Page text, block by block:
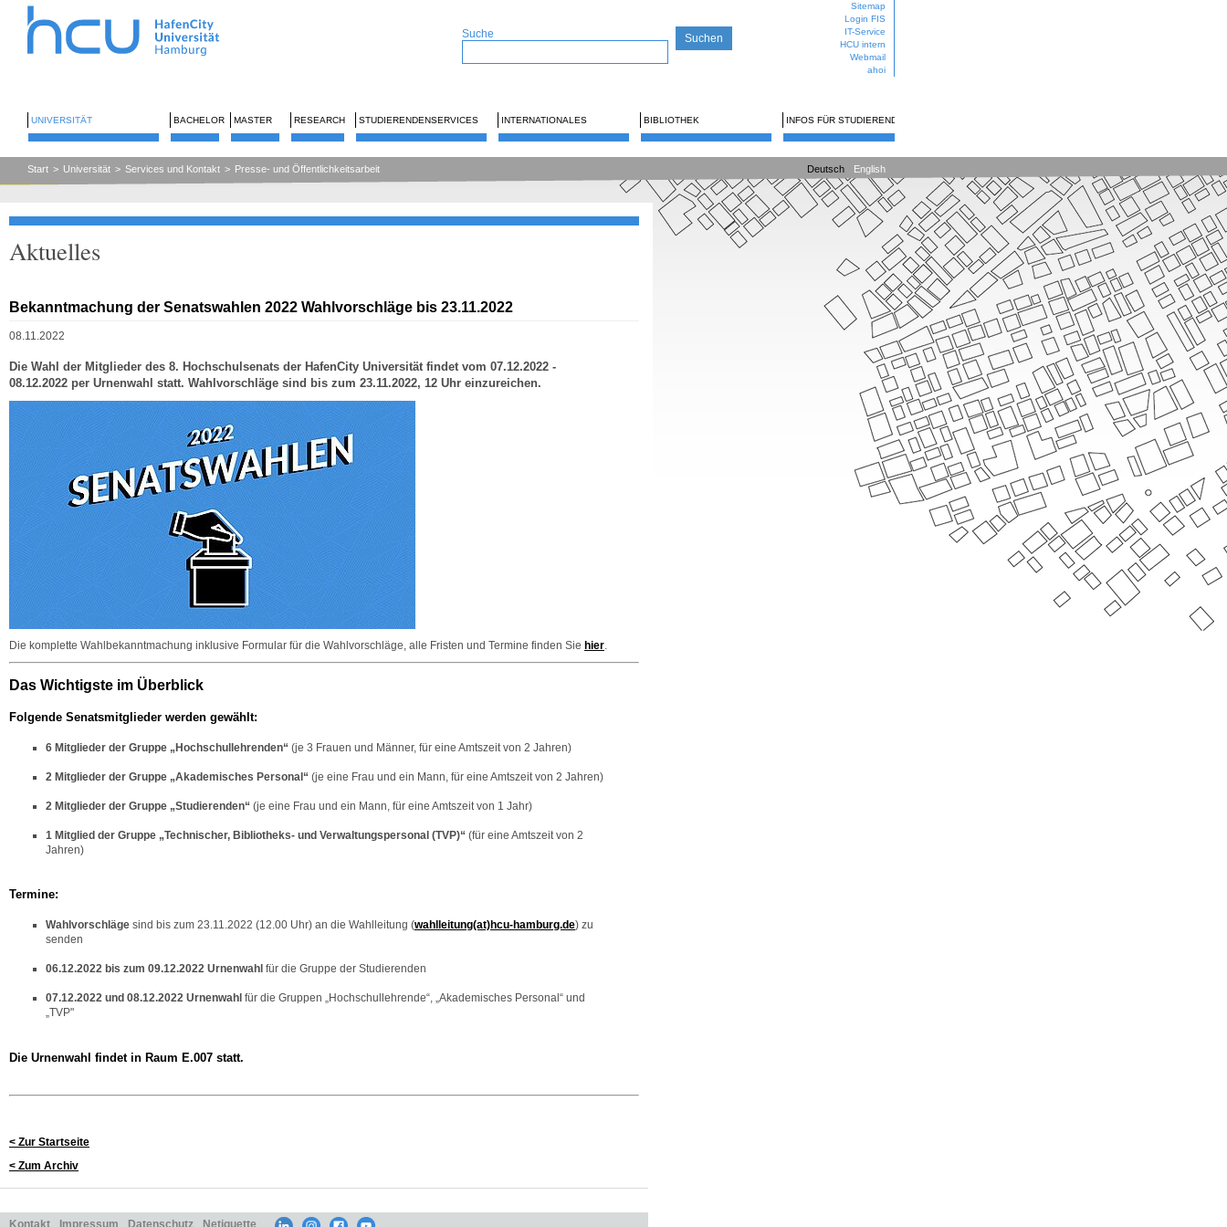
Suche
Sitemap
Login FIS
IT-Service
HCU intern
Webmail
ahoi
UNIVERSITÄT BACHELOR MASTER RESEARCH STUDIERENDENSERVICES INTERNATIONALES BIBLIOTHEK INFOS FÜR STUDIERENDE
Start > Universität > Services und Kontakt > Presse- und Öffentlichkeitsarbeit Deutsch English
Aktuelles
Bekanntmachung der Senatswahlen 2022 Wahlvorschläge bis 23.11.2022
08.11.2022
Die Wahl der Mitglieder des 8. Hochschulsenats der HafenCity Universität findet vom 07.12.2022 -
08.12.2022 per Urnenwahl statt. Wahlvorschläge sind bis zum 23.11.2022, 12 Uhr einzureichen.
Die komplette Wahlbekanntmachung inklusive Formular für die Wahlvorschläge, alle Fristen und Termine finden Sie hier
Das Wichtigste im Überblick
Folgende Senatsmitglieder werden gewählt:
6 Mitglieder der Gruppe „Hochschullehrenden“ (je 3 Frauen und Männer, für eine Amtszeit von 2 Jahren)
2 Mitglieder der Gruppe „Akademisches Personal“ (je eine Frau und ein Mann, für eine Amtszeit von 2 Jahren)
2 Mitglieder der Gruppe „Studierenden“ (je eine Frau und ein Mann, für eine Amtszeit von 1 Jahr)
1 Mitglied der Gruppe „Technischer, Bibliotheks- und Verwaltungspersonal (TVP)“ (für eine Amtszeit von 2
Jahren)
Termine:
Wahlvorschläge sind bis zum 23.11.2022 (12.00 Uhr) an die Wahlleitung (wahlleitung(at)hcu-hamburg.de) zu
senden
06.12.2022 bis zum 09.12.2022 Urnenwahl für die Gruppe der Studierenden
07.12.2022 und 08.12.2022 Urnenwahl für die Gruppen „Hochschullehrende“, „Akademisches Personal“ und
„TVP"
Die Urnenwahl findet in Raum E.007 statt.
< Zur Startseite
< Zum Archiv
Kontakt Impressum Datenschutz Netiquette